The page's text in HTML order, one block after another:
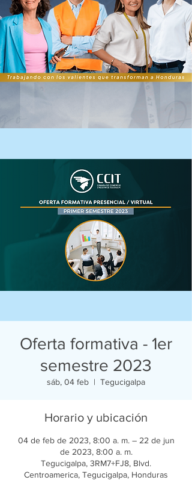
Oferta formativa - 1er
semestre 2023
sáb, 04 feb
  |
Tegucigalpa
Horario y ubicación
04 de feb de 2023, 8:00 a. m. – 22 de jun
de 2023, 8:00 a. m.
Tegucigalpa, 3RM7+FJ8, Blvd.
Centroamerica, Tegucigalpa, Honduras